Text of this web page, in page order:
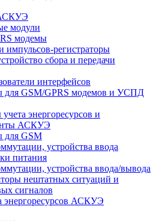
модули
модемы
импульсов-регистраторы
сбора и передачи
интерфейсов
для GSM/GPRS модемов и УСПД
энергоресурсов и
АСКУЭ
для GSM
устройства ввода
питания
устройства ввода/вывода
нештатных ситуаций и
сигналов
энергоресурсов АСКУЭ